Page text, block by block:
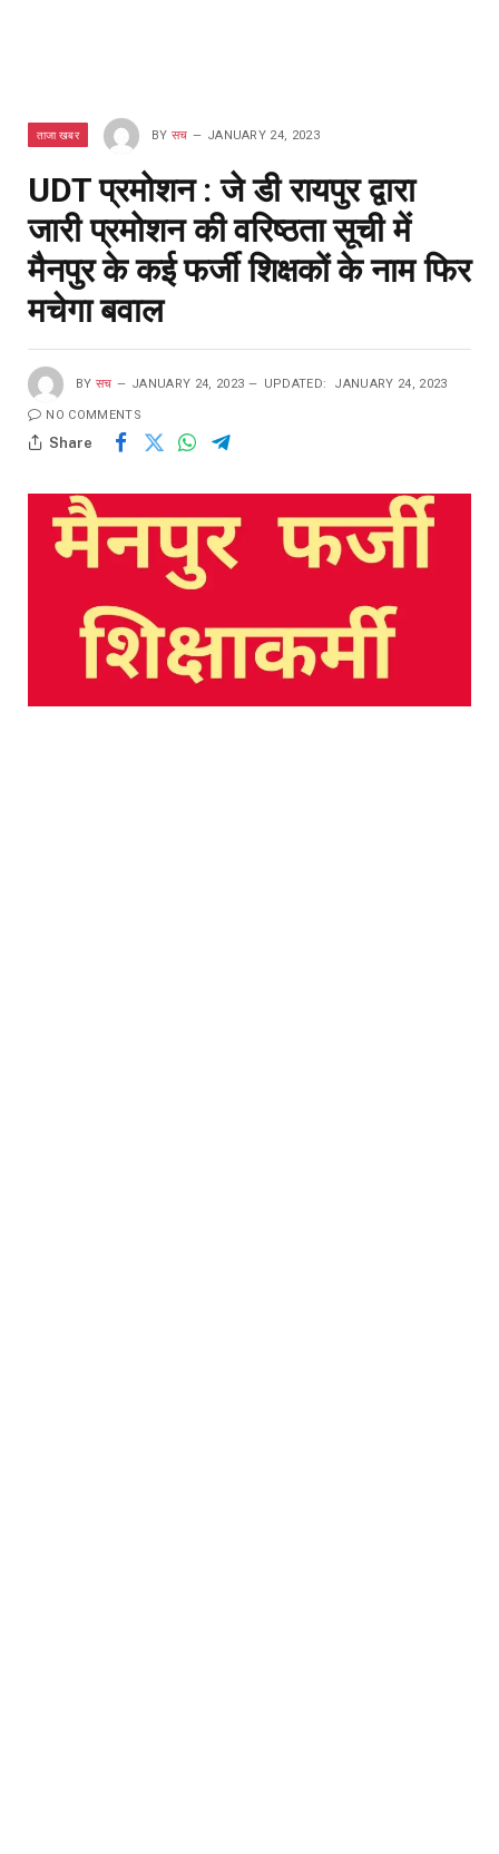
ताजा खबर BY सच JANUARY 24, 2023
UDT प्रमोशन : जे डी रायपुर द्वारा
जारी प्रमोशन की वरिष्ठता सूची में
मैनपुर के कई फर्जी शिक्षकों के नाम फिर
मचेगा बवाल
BY सच JANUARY 24, 2023 UPDATED: JANUARY 24, 2023
NO COMMENTS
Share